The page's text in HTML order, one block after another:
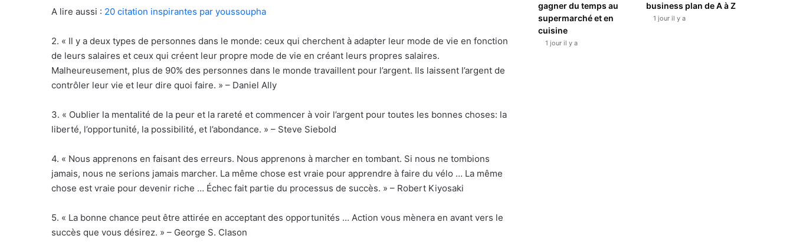
A lire aussi : 20 citation inspirantes par youssoupha
2. « Il y a deux types de personnes dans le monde: ceux qui cherchent à adapter leur mode de vie en fonction
de leurs salaires et ceux qui créent leur propre mode de vie en créant leurs propres salaires.
Malheureusement, plus de 90% des personnes dans le monde travaillent pour l’argent. Ils laissent l’argent de
contrôler leur vie et leur dire quoi faire. » – Daniel Ally
3. « Oublier la mentalité de la peur et la rareté et commencer à voir l’argent pour toutes les bonnes choses: la
liberté, l’opportunité, la possibilité, et l’abondance. » – Steve Siebold
4. « Nous apprenons en faisant des erreurs. Nous apprenons à marcher en tombant. Si nous ne tombions
jamais, nous ne serions jamais marcher. La même chose est vraie pour apprendre à faire du vélo … La même
chose est vraie pour devenir riche … Échec fait partie du processus de succès. » – Robert Kiyosaki
5. « La bonne chance peut être attirée en acceptant des opportunités … Action vous mènera en avant vers le
succès que vous désirez. » – George S. Clason
gagner du temps au
supermarché et en
cuisine
1 jour il y a
business plan de A à Z
1 jour il y a